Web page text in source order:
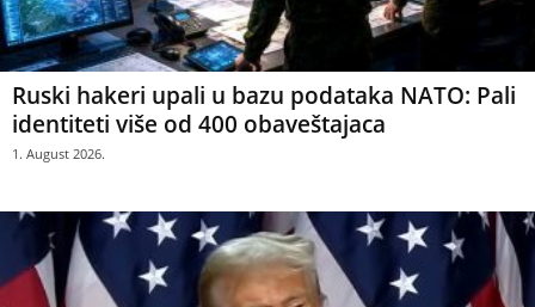
Ruski hakeri upali u bazu podataka NATO: Pali
identiteti više od 400 obaveštajaca
1. August 2026.